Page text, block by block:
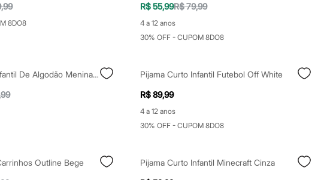
8DO8
R$ 55,99R$ 79,99
4 a 12 anos
30% OFF - CUPOM 8DO8
Pijama Curto Infantil De Algodão Meninas Super Poderosas Off White
Pijama Curto Infantil Futebol Off White
R$ 89,99
4 a 12 anos
30% OFF - CUPOM 8DO8
Outline Bege
Pijama Curto Infantil Minecraft Cinza